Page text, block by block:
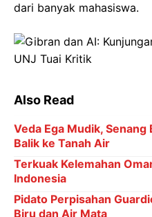
dari banyak mahasiswa.
Also Read
Veda Ega Mudik,
Balik ke Tanah Air
Terkuak Kelemahan
Indonesia
Pidato Perpisahan
Biru dan Air Mata